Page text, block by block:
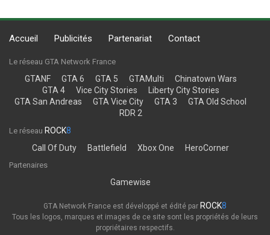
Accueil Publicités Partenariat Contact
Le réseau GTA Network France
GTANF GTA 6 GTA 5 GTAMulti
Chinatown Wars
GTA 4
Vice City Stories
Liberty City Stories
GTA San Andreas
GTA Vice City GTA 3
GTA Old School
RDR 2
Le réseau ROCK8
Call Of Duty
Battlefield Xbox One HeroCorner
Partenaires
Gamewise
GTA Network France est développé et édité par ROCK8
Tous les logos, marques et images de ce site sont les propriétés de leurs
propriétaires respectifs.